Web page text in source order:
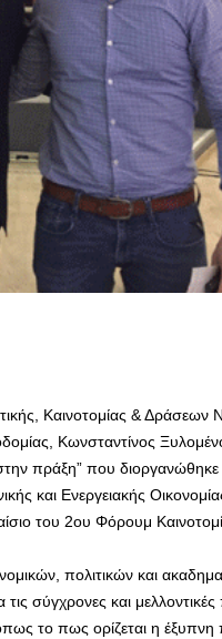
Καινοτομίας & Δράσεων
Κωνσταντίνος
πράξη” που
και Ενεργειακής
του 2ου Φόρουμ
πολιτικών και
σύγχρονες και
το πως ορίζεται η έξυπνη